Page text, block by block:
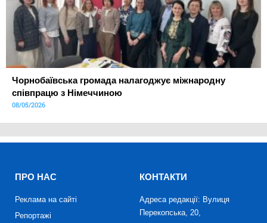
Чорнобаївська громада налагоджує міжнародну
співпрацю з Німеччиною
08/05/2026
ПРО НАС
Реклама на сайті
Репортажі
КОНТАКТИ
Адреса редакції: Вулиця
Перекопська, 20,